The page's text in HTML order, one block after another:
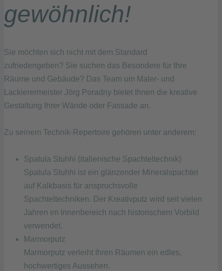
gewöhnlich!
Sie möchten sich nicht mit dem Standard
zufriedengeben? Sie suchen das Besondere für Ihre
Räume und Gebäude? Das Team um Maler- und
Lackierermeister Jörg Poradny bietet Ihnen die kreative
Gestaltung Ihrer Wände oder Fassade an.
Zu seinem Technik-Repertoire gehören unter anderem:
Spatula Stuhhi (italienische Spachteltechnik)
Spatula Stuhhi ist ein glänzender Mineralspachtel
auf Kalkbasis für anspruchsvolle
Spachteltechniken. Der Kreativputz wird seit vielen
Jahren im Innenbereich nach historischem Vorbild
verwendet.
Marmorputz
Marmorputz verleiht Ihren Räumen ein edles,
hochwertiges Aussehen.